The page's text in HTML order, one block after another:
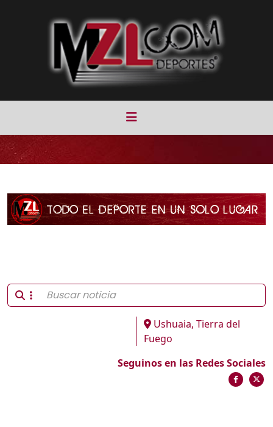
Ushuaia, Tierra del
Fuego
Seguinos en las Redes Sociales